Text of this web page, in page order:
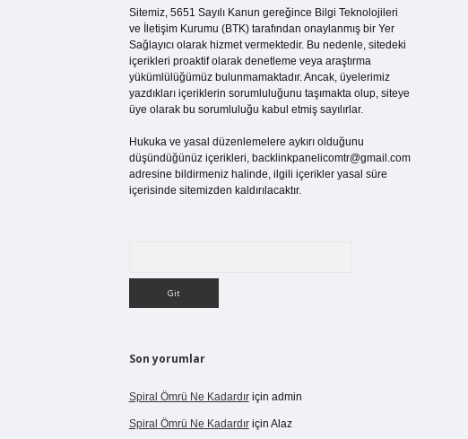
Sitemiz, 5651 Sayılı Kanun gereğince Bilgi Teknolojileri
ve İletişim Kurumu (BTK) tarafından onaylanmış bir Yer
Sağlayıcı olarak hizmet vermektedir. Bu nedenle, sitedeki
içerikleri proaktif olarak denetleme veya araştırma
yükümlülüğümüz bulunmamaktadır. Ancak, üyelerimiz
yazdıkları içeriklerin sorumluluğunu taşımakta olup, siteye
üye olarak bu sorumluluğu kabul etmiş sayılırlar.
Hukuka ve yasal düzenlemelere aykırı olduğunu
düşündüğünüz içerikleri, backlinkpanelicomtr@gmail.com
adresine bildirmeniz halinde, ilgili içerikler yasal süre
içerisinde sitemizden kaldırılacaktır.
Son yorumlar
Spiral Ömrü Ne Kadardıriçin admin
Spiral Ömrü Ne Kadardıriçin Alaz